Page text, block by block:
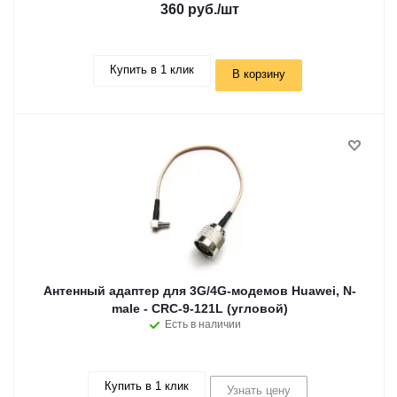
360 руб./шт
Купить в 1 клик В корзину
Антенный адаптер для 3G/4G-модемов Huawei, N-
male - CRC-9-121L (угловой)
Есть в наличии
Купить в 1 клик Узнать цену